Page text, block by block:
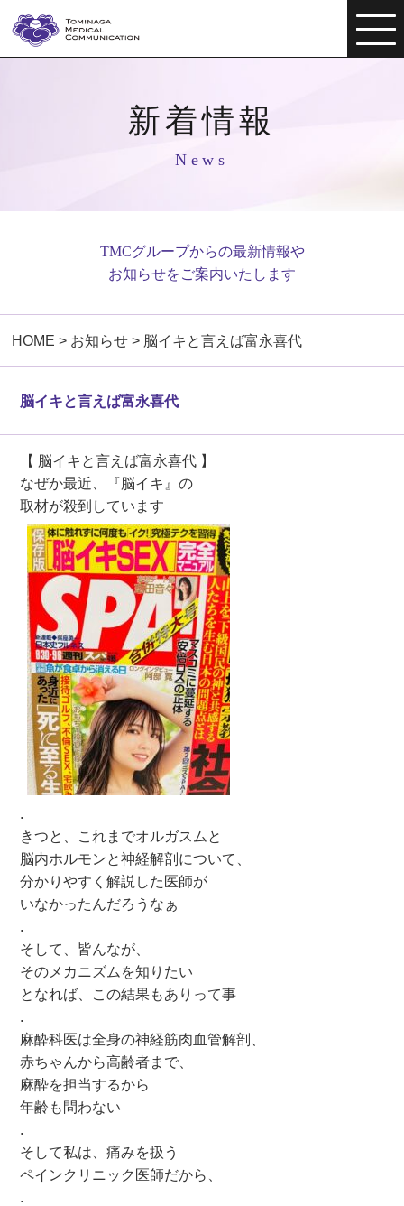
新着情報
News
TMCグループからの最新情報や
お知らせをご案内いたします
HOME > お知らせ > 脳イキと言えば富永喜代
脳イキと言えば富永喜代
【 脳イキと言えば富永喜代 】
なぜか最近、『脳イキ』の
取材が殺到しています
.
きつと、これまでオルガスムと
脳内ホルモンと神経解剖について、
分かりやすく解説した医師が
いなかったんだろうなぁ
.
そして、皆んなが、
そのメカニズムを知りたい
となれば、この結果もありって事
.
麻酔科医は全身の神経筋肉血管解剖、
赤ちゃんから高齢者まで、
麻酔を担当するから
年齢も問わない
.
そして私は、痛みを扱う
ペインクリニック医師だから、
.